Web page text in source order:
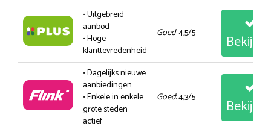
• Uitgebreid
aanbod
• Hoge
klanttevredenheid
Goed: 4,5/5
• Dagelijks nieuwe
aanbiedingen
• Enkele in enkele
grote steden
actief
Goed: 4,3/5